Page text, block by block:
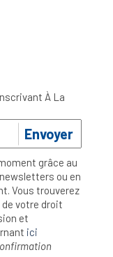
À La
Envoyer
grâce au
ou en
Vous trouverez
votre droit
et
ici